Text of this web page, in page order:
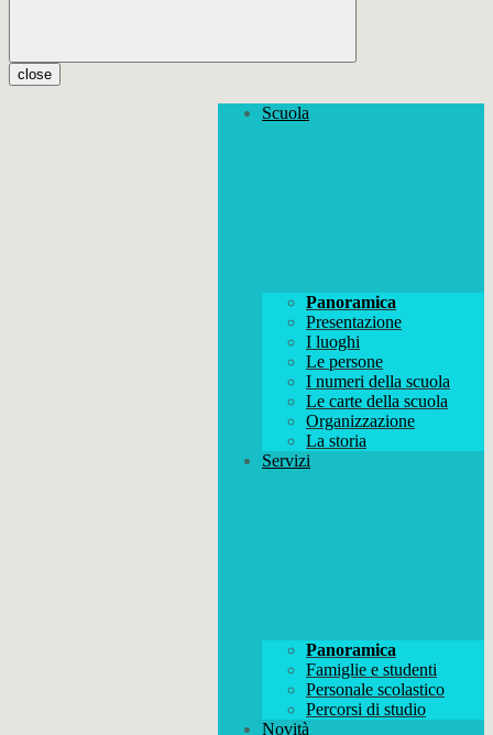
close
Scuola
Panoramica
Presentazione
I luoghi
Le persone
I numeri della scuola
Le carte della scuola
Organizzazione
La storia
Servizi
Panoramica
Famiglie e studenti
Personale scolastico
Percorsi di studio
Novità